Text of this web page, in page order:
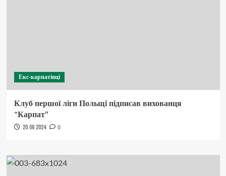
Екс-карпатівці
Клуб першої ліги Польщі підписав вихованця
“Карпат”
20.08.2024 0